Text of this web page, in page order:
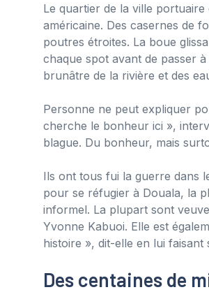
Le quartier de la ville
américaine. Des casernes de
poutres étroites. La boue
chaque spot avant de passer
brunâtre de la rivière et des
Personne ne peut expliquer
cherche le bonheur ici »,
blague. Du bonheur, mais
Ils ont tous fui la guerre dans
pour se réfugier à Douala, la
informel. La plupart sont
Yvonne Kabuoi. Elle est
histoire », dit-elle en lui faisant
Des centaines de